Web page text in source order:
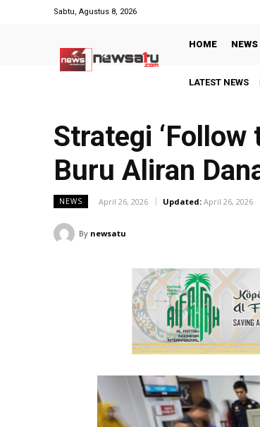
Sabtu, Agustus 8, 2026
HOME NEWS
LATEST NEWS
Strategi ‘Follow
Buru Aliran
NEWS April 26, 2026 Updated: April 26, 2026
By newsatu